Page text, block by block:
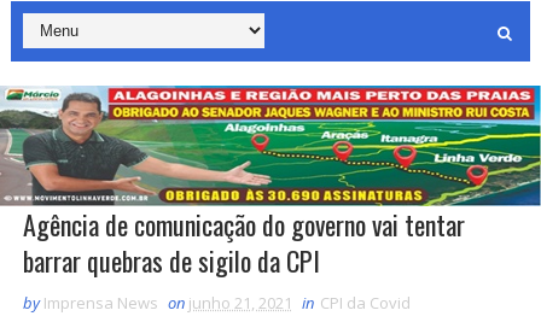
Agência de comunicação do governo vai tentar
barrar quebras de sigilo da CPI
by Imprensa News on junho 21, 2021 in CPI da Covid